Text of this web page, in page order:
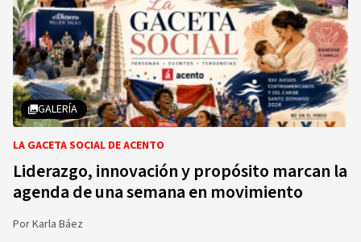
GALERÍA
LA GACETA SOCIAL DE ACENTO
Liderazgo, innovación y propósito marcan la
agenda de una semana en movimiento
PorKarla Báez